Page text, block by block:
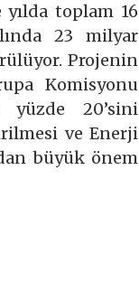
toplam 16
23 milyar
Projenin
Komisyonu
yüzde 20’sini
ve Enerji
büyük önem